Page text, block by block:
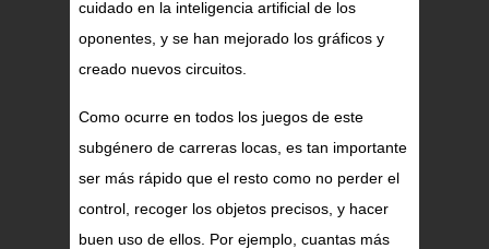
cuidado en la inteligencia artificial de los
oponentes, y se han mejorado los gráficos y
creado nuevos circuitos.
Como ocurre en todos los juegos de este
subgénero de carreras locas, es tan importante
ser más rápido que el resto como no perder el
control, recoger los objetos precisos, y hacer
buen uso de ellos. Por ejemplo, cuantas más